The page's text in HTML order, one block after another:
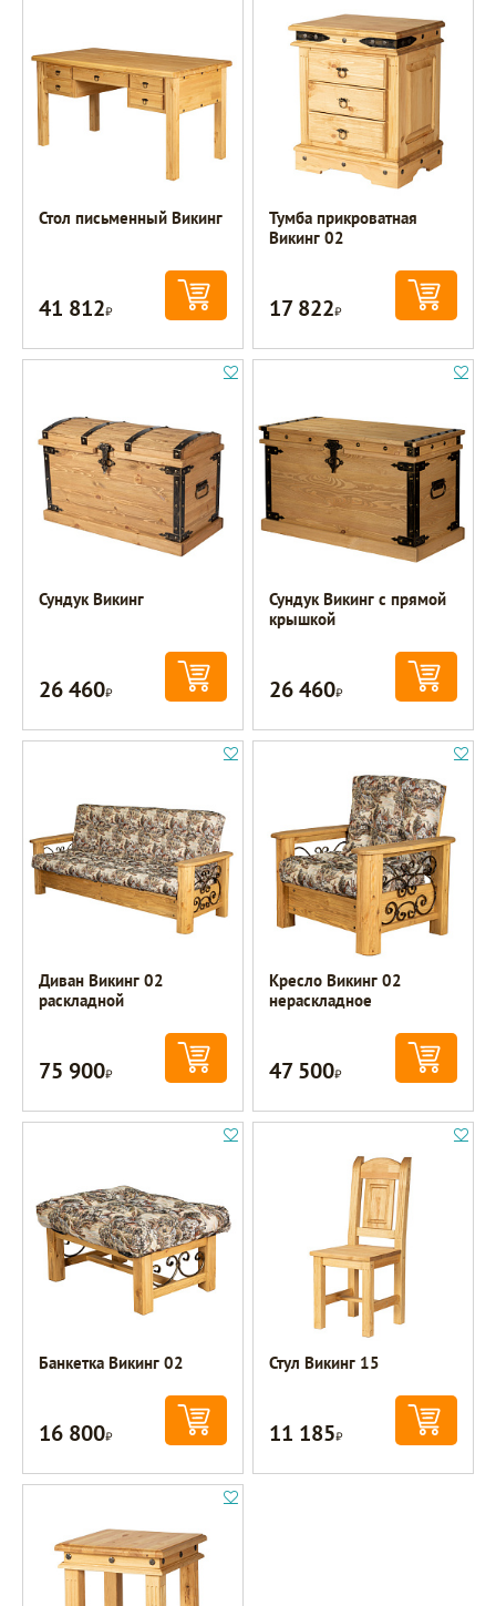
Стол письменный Викинг
41 812Р
Тумба прикроватная
Викинг 02
17 822Р
Сундук Викинг
26 460Р
Сундук Викинг с прямой
крышкой
26 460Р
Диван Викинг 02
раскладной
75 900Р
Кресло Викинг 02
нераскладное
47 500Р
Банкетка Викинг 02
16 800Р
Стул Викинг 15
11 185Р